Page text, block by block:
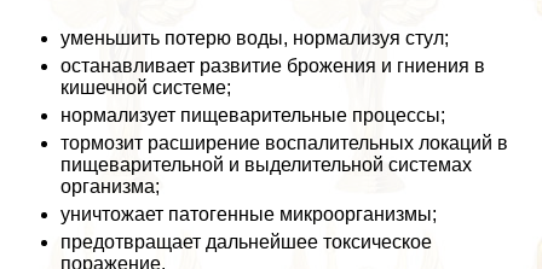
уменьшить потерю воды, нормализуя стул;
останавливает развитие брожения и гниения в
кишечной системе;
нормализует пищеварительные процессы;
тормозит расширение воспалительных локаций в
пищеварительной и выделительной системах
организма;
уничтожает патогенные микроорганизмы;
предотвращает дальнейшее токсическое
поражение.